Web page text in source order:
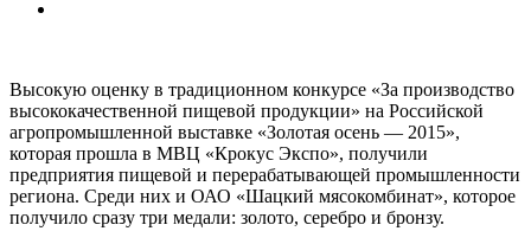
Высокую оценку в традиционном конкурсе «За производство
высококачественной пищевой продукции» на Российской
агропромышленной выставке «Золотая осень — 2015»,
которая прошла в МВЦ «Крокус Экспо», получили
предприятия пищевой и перерабатывающей промышленности
региона. Среди них и ОАО «Шацкий мясокомбинат», которое
получило сразу три медали: золото, серебро и бронзу.